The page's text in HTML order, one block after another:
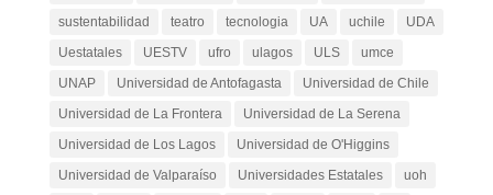
sustentabilidad
teatro tecnologia UA uchile
UDA
Uestatales
UESTV ufro ulagos ULS
umce
UNAP
Universidad de Antofagasta
Universidad de Chile
Universidad de La Frontera
Universidad de La Serena
Universidad de Los Lagos
Universidad de O'Higgins
Universidad de Valparaíso
Universidades Estatales
uoh